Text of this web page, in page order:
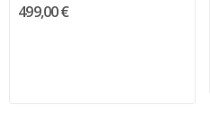
499,00 €